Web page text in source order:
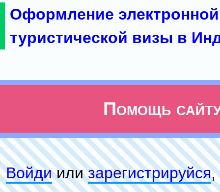
Оформление электронной
туристической визы в
Помощь
Войдиилизарeгиcтpируйся,